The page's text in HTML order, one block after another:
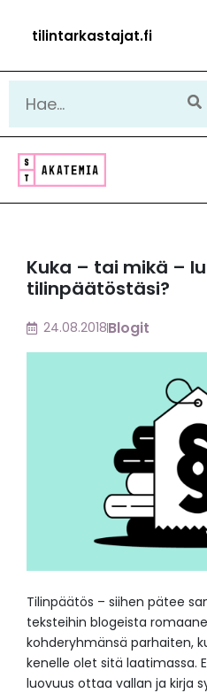
sisältöön
tilintarkastajat.fi
Kuka – tai mikä –
tilinpäätöstäsi?
24.08.2018Blogit
Tilinpäätös – siihen pätee
teksteihin blogeista
kohderyhmänsä parhaiten,
kenelle olet sitä laatimassa.
luovuus ottaa vallan ja kirja